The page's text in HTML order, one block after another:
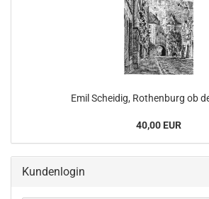
Emil Scheidig, Rothenburg ob
40,00 EUR
Kundenlogin